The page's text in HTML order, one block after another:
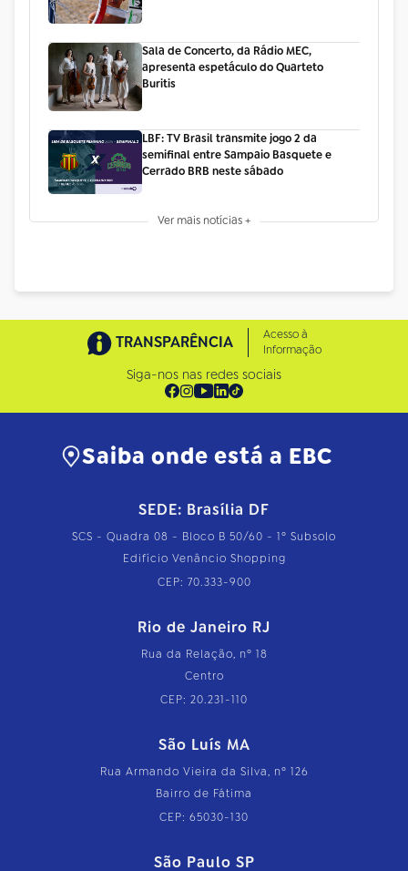
Sala de Concerto, da Rádio MEC,
apresenta espetáculo do Quarteto
Buritis
LBF: TV Brasil transmite jogo 2 da
semifinal entre Sampaio Basquete e
Cerrado BRB neste sábado
Ver mais notícias +
TRANSPARÊNCIA
Acesso à
Informação
Siga-nos nas redes sociais
Saiba onde está a EBC
SEDE: Brasília DF
SCS - Quadra 08 - Bloco B 50/60 - 1º Subsolo
Edifício Venâncio Shopping
CEP: 70.333-900
Rio de Janeiro RJ
Rua da Relação, nº 18
Centro
CEP: 20.231-110
São Luís MA
Rua Armando Vieira da Silva, nº 126
Bairro de Fátima
CEP: 65030-130
São Paulo SP